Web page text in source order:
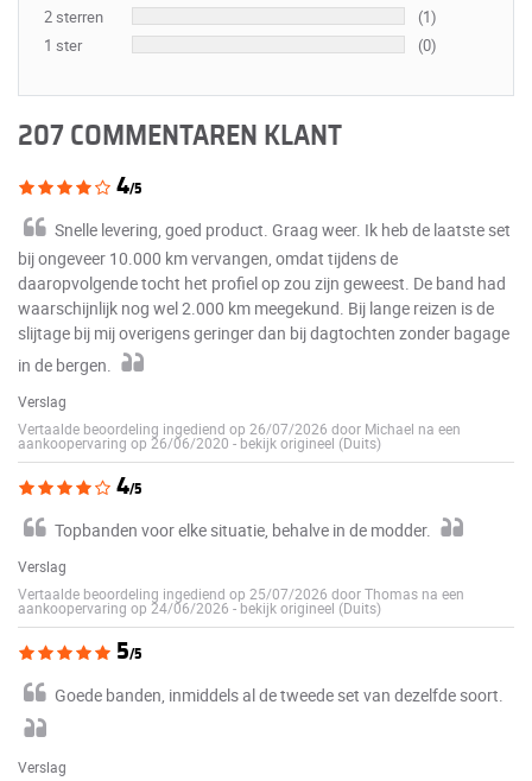
2 sterren
(1)
1 ster
(0)
207 COMMENTAREN KLANT
4/5
Snelle levering, goed product. Graag weer. Ik heb de laatste set
bij ongeveer 10.000 km vervangen, omdat tijdens de
daaropvolgende tocht het profiel op zou zijn geweest. De band had
waarschijnlijk nog wel 2.000 km meegekund. Bij lange reizen is de
slijtage bij mij overigens geringer dan bij dagtochten zonder bagage
in de bergen.
Verslag
Vertaalde beoordeling ingediend op 26/07/2026 door Michael na een
aankoopervaring op 26/06/2020 -bekijk origineel (Duits)
4/5
Topbanden voor elke situatie, behalve in de modder.
Verslag
Vertaalde beoordeling ingediend op 25/07/2026 door Thomas na een
aankoopervaring op 24/06/2026 -bekijk origineel (Duits)
5/5
Goede banden, inmiddels al de tweede set van dezelfde soort.
Verslag